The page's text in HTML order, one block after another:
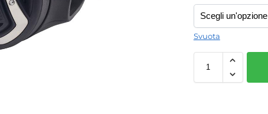
Svuota